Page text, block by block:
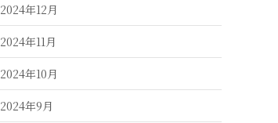
2024年12月
2024年11月
2024年10月
2024年9月